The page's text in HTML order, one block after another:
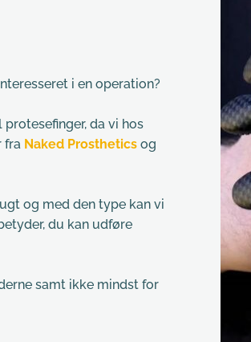
i en operation?
da vi hos
fra Naked Prosthetics og
og med den type kan vi
du kan udføre
samt ikke mindst for